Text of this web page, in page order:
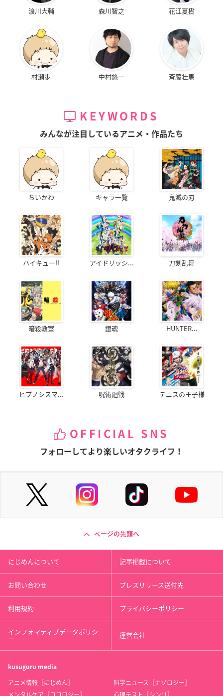
浪川大輔 森川智之 花江夏樹
村瀬歩 中村悠一 斉藤壮馬
KEYWORDS
みんなが注目しているアニメ・作品たち
ちいかわ キャラ一覧 鬼滅の刃
ハイキュー!! アイドリッシ... 刀剣乱舞
暗殺教室 銀魂 HUNTER...
ヒプノシスマ... 呪術廻戦 テニスの王子様
OFFICIAL SNS
フォローしてより楽しいオタクライフ！
ページの先頭へ
にじめんについて 記事掲載について
お問い合わせ プレスリリース送付先
利用規約 プライバシーポリシー
インフォマティブデータポリシ
ー 運営会社
kusuguru media
アニメ情報［にじめん］
科学ニュース［ナゾロジー］